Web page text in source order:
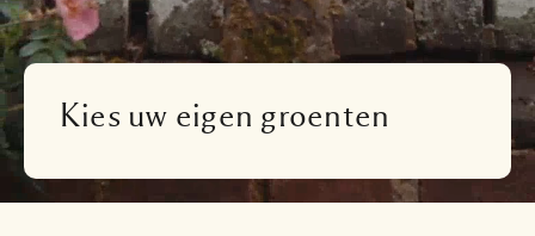
Basil Neroli​
Rijk & bloemig
Essentiële verzorging voor kaarsen
Kies uw eigen groenten